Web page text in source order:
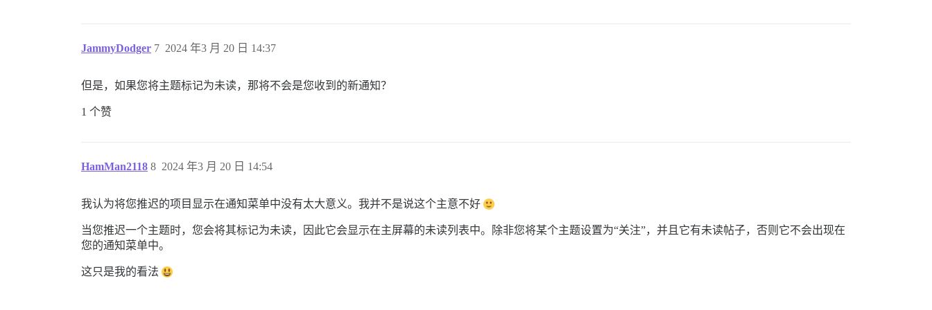
JammyDodger 2024 年3 月 20 日 14:37
7
但是，如果您将主题标记为未读，那将不会是您收到的新通知？
1 个赞
HamMan2118 2024 年3 月 20 日 14:54
8
我认为将您推迟的项目显示在通知菜单中没有太大意义。我并不是说这个主意不好
当您推迟一个主题时，您会将其标记为未读，因此它会显示在主屏幕的未读列表中。除非您将某个主题设置为“关注”，并且它有未读帖子，否则它不会出现在
您的通知菜单中。
这只是我的看法